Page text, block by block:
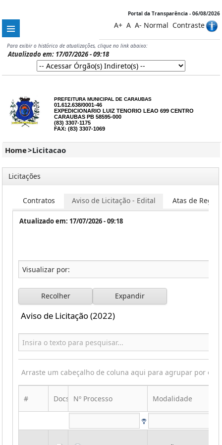
Portal da Transparência - 06/08/2026
A+ A A- Normal Contraste
Para exibir o histórico de atualizações, clique no link abaixo:
Atualizado em: 17/07/2026 - 09:18
PREFEITURA MUNICIPAL DE CARAUBAS
01.612.638/0001-46
EXPEDICIONARIO LUIZ TENORIO LEAO 699 CENTRO
CARAUBAS PB 58595-000
(83) 3307-1175
FAX: (83) 3307-1069
Home>Licitacao
Licitações
Contratos Aviso de Licitação - Edital Atas de
Atualizado em: 17/07/2026 - 09:18
Recolher Expandir
Aviso de Licitação (2022)
Arraste um cabeçalho de coluna aqui para agrupar por
# Docs Nº Processo Modalidade